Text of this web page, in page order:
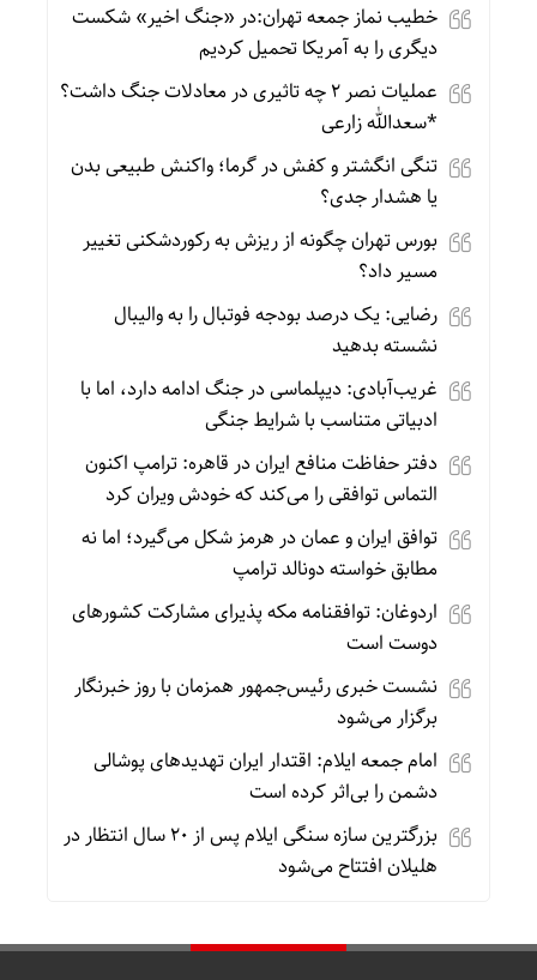
خطیب نماز جمعه تهران:در «جنگ اخیر» شکست
دیگری را به آمریکا تحمیل کردیم
عملیات نصر ۲ چه تاثیری در معادلات جنگ داشت؟
*سعدالله زارعی
تنگی انگشتر و کفش در گرما؛ واکنش طبیعی بدن
یا هشدار جدی؟
بورس تهران چگونه از ریزش به رکوردشکنی تغییر
مسیر داد؟
رضایی: یک درصد بودجه فوتبال را به والیبال
نشسته بدهید
غریب‌آبادی: دیپلماسی در جنگ ادامه دارد، اما با
ادبیاتی متناسب با شرایط جنگی
دفتر حفاظت منافع ایران در قاهره: ترامپ اکنون
التماس توافقی را می‌کند که خودش ویران کرد
توافق ایران و عمان در هرمز شکل می‌گیرد؛ اما نه
مطابق خواسته دونالد ترامپ
اردوغان: توافقنامه مکه پذیرای مشارکت کشورهای
دوست است
نشست خبری رئیس‌جمهور همزمان با روز خبرنگار
برگزار می‌شود
امام جمعه ایلام: اقتدار ایران تهدیدهای پوشالی
دشمن را بی‌اثر کرده است
بزرگترین سازه سنگی ایلام پس از ۲۰ سال انتظار در
هلیلان افتتاح می‌شود